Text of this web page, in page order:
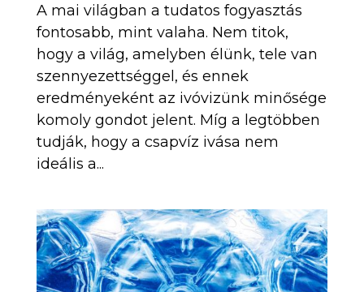
A mai világban a tudatos fogyasztás
fontosabb, mint valaha. Nem titok,
hogy a világ, amelyben élünk, tele van
szennyezettséggel, és ennek
eredményeként az ivóvizünk minősége
komoly gondot jelent. Míg a legtöbben
tudják, hogy a csapvíz ivása nem
ideális a...